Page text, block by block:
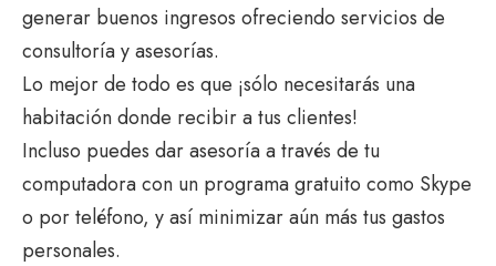
generar buenos ingresos ofreciendo servicios de
consultoría y asesorías.
Lo mejor de todo es que ¡sólo necesitarás una
habitación donde recibir a tus clientes!
Incluso puedes dar asesoría a través de tu
computadora con un programa gratuito como Skype
o por teléfono, y así minimizar aún más tus gastos
personales.